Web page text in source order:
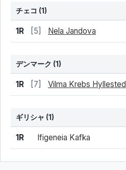
チェコ (1)
結果 シード 選手名
1R [5] Nela Jandova
デンマーク (1)
結果 シード 選手名
1R [7] Vilma Krebs Hyllested
ギリシャ (1)
結果 シード 選手名
1R Ifigeneia Kafka